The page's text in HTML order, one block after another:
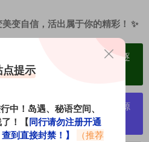
变自信，活出属于你的精彩！ ✨
整合分享、素材高度去重复、逐
一经发现封号处理，素材资源
本站网页！
点提示
中！岛遇、秘语空间、
！【 同行请勿注册开通
到直接封禁！】
（推荐